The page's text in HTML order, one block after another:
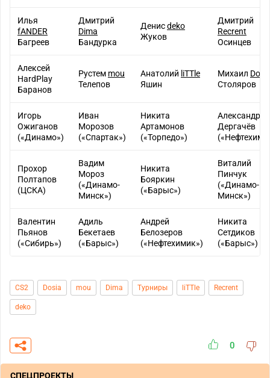
Илья
fANDER
Багреев
Дмитрий
Dima
Бандурка
Денисdeko
Жуков
Дмитрий
Recrent
Осинцев
Алексей
HardPlay
Баранов
Рустем mou
Телепов
Анатолий liTTle
Яшин
Михаил
Столяров
Игорь
Ожиганов
(«Динамо»)
Иван
Морозов
(«Спартак»)
Никита
Артамонов
(«Торпедо»)
Александр
Дергачёв
Прохор
Полтапов
(ЦСКА)
Вадим
Мороз
(«Динамо-
Минск»)
Никита
Бояркин
(«Барыс»)
Виталий
Пинчук
(«Динамо-
Минск»)
Валентин
Пьянов
(«Сибирь»)
Адиль
Бекетаев
(«Барыс»)
Андрей
Белозеров
(«Нефтехимик»)
Никита
Сетдиков
(«Барыс»)
CS2 Dosia mou Dima Турниры liTTle Recrent
deko
0
СПЕЦПРОЕКТЫ